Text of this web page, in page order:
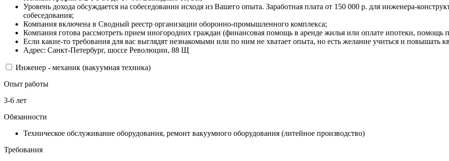
Уровень дохода обсуждается на собеседовании исходя из Вашего опыта. Заработная плата от 150 000 р. для инженера-
собеседования;
Компания включена в Сводный реестр организации оборонно-промышленного комплекса;
Компания готова рассмотреть прием иногородних граждан (финансовая помощь в аренде жилья или оплате ипотеки, помощь
Если какие-то требования для вас выглядят незнакомыми или по ним не хватает опыта, но есть желание учиться и
Адрес: Санкт-Петербург, шоссе Революции, 88 Щ
Инженер - механик (вакуумная техника)
Опыт работы
3-6 лет
Обязанности
Техническое обслуживание оборудования, ремонт вакуумного оборудования (литейное производство)
Требования